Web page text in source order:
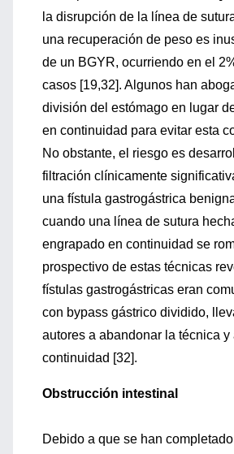
la disrupción de la línea de
una recuperación de peso es
de un BGYR, ocurriendo en el
casos [19,32]. Algunos han
división del estómago en lugar
en continuidad para evitar esta
No obstante, el riesgo es
filtración clínicamente
una fístula gastrogástrica
cuando una línea de sutura
engrapado en continuidad se
prospectivo de estas técnicas
fístulas gastrogástricas eran
con bypass gástrico dividido,
autores a abandonar la técnica y
continuidad [32].
Obstrucción intestinal
Debido a que se han